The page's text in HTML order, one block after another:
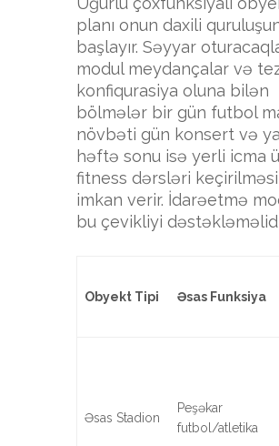
planı onun daxili
başlayır. Səyyar
modul meydançalar və
konfiqurasiya oluna bilən
bölmələr bir gün futbol
növbəti gün konsert və
həftə sonu isə yerli icma
fitness dərsləri
imkan verir. İdarəetmə
bu çevikliyi
Obyekt Tipi Əsas Funksiya
Əsas Stadion
Peşəkar
futbol/atletika